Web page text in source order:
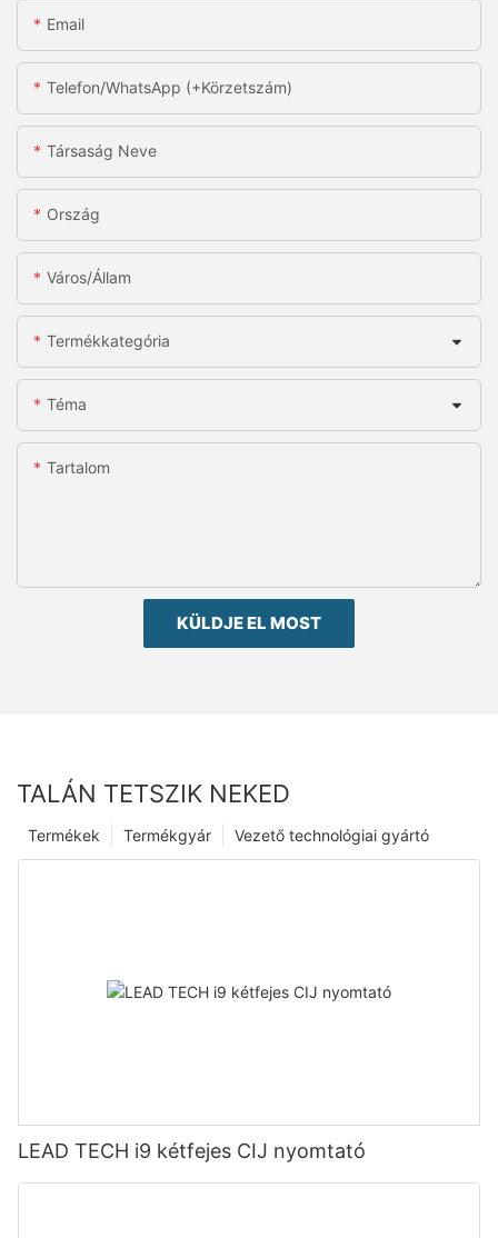
Email
Telefon/WhatsApp (+körzetszám)
Társaság Neve
Ország
Város/állam
Termékkategória
Téma
Tartalom
KÜLDJE EL MOST
TALÁN TETSZIK NEKED
Vezető technológiai gyártó
Termékgyár
Termékek
LEAD TECH i9 kétfejes CIJ nyomtató